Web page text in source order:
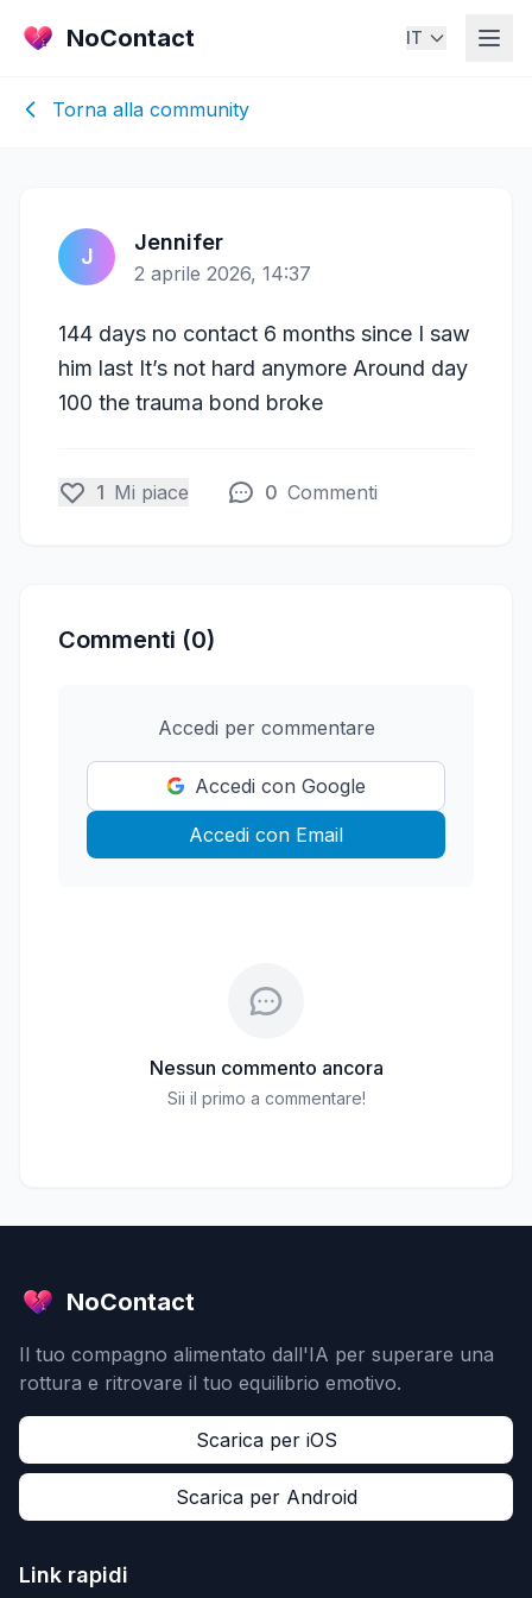
NoContact IT
Torna alla community
J
Jennifer
2 aprile 2026, 14:37
144 days no contact 6 months since I saw
him last It’s not hard anymore Around day
100 the trauma bond broke
1 Mi piace 0 Commenti
Commenti (0)
Accedi per commentare
Accedi con Google
Accedi con Email
Nessun commento ancora
Sii il primo a commentare!
NoContact
Il tuo compagno alimentato dall'IA per superare una
rottura e ritrovare il tuo equilibrio emotivo.
Scarica per iOS
Scarica per Android
Link rapidi